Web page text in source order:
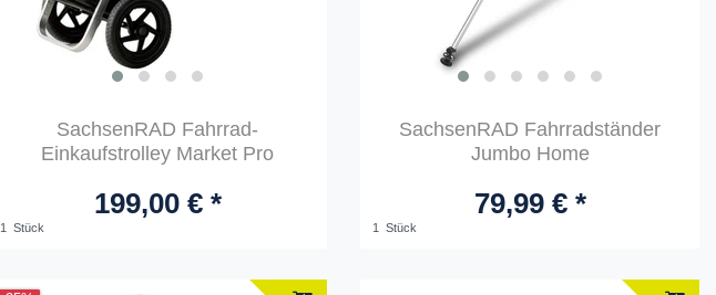
SachsenRAD Fahrrad-
Einkaufstrolley Market Pro
199,00 € *
1 Stück
SachsenRAD Fahrradständer
Jumbo Home
79,99 € *
1 Stück